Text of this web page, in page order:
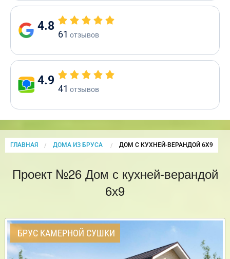
4.8
61 отзывов
4.9
41 отзывов
ГЛАВНАЯ ДОМА ИЗ БРУСА CURRENT:
ДОМ С КУХНЕЙ-ВЕРАНДОЙ 6Х9
Проект №26 Дом с кухней-верандой
6х9
БРУС КАМЕРНОЙ СУШКИ